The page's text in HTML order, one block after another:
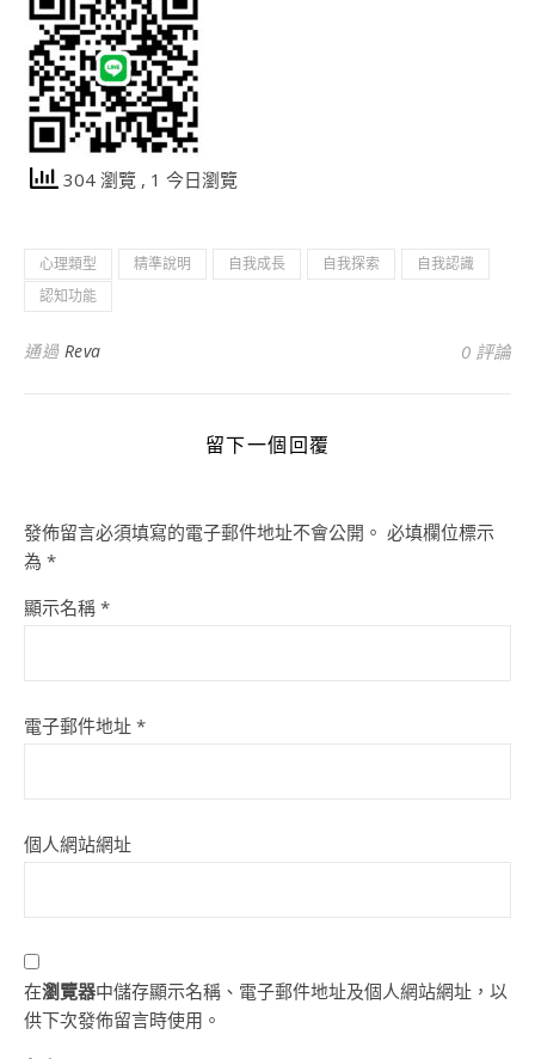
304 瀏覽 , 1 今日瀏覽
心理類型 精準說明 自我成長 自我探索
自我認識
認知功能
通過 Reva 0 評論
留下一個回覆
發佈留言必須填寫的電子郵件地址不會公開。 必填欄位標示
為 *
顯示名稱 *
電子郵件地址 *
個人網站網址
在瀏覽器中儲存顯示名稱、電子郵件地址及個人網站網址，以
供下次發佈留言時使用。